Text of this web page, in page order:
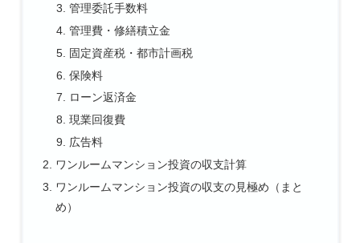
管理委託手数料
管理費・修繕積立金
固定資産税・都市計画税
保険料
ローン返済金
現業回復費
広告料
ワンルームマンション投資の収支計算
ワンルームマンション投資の収支の見極め（まと
め）